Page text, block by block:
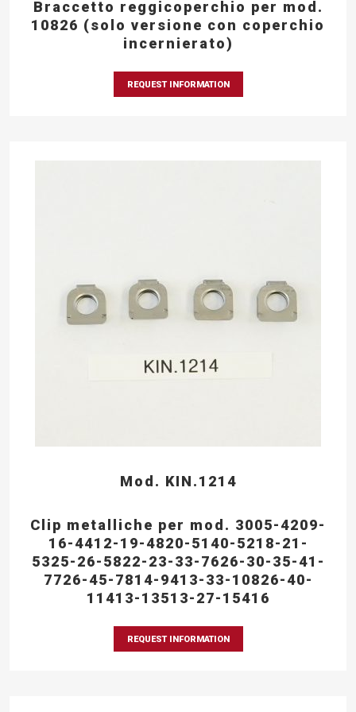
Braccetto reggicoperchio per mod.
10826 (solo versione con coperchio
incernierato)
REQUEST INFORMATION
Mod. KIN.1214
Clip metalliche per mod. 3005-4209-
16-4412-19-4820-5140-5218-21-
5325-26-5822-23-33-7626-30-35-41-
7726-45-7814-9413-33-10826-40-
11413-13513-27-15416
REQUEST INFORMATION